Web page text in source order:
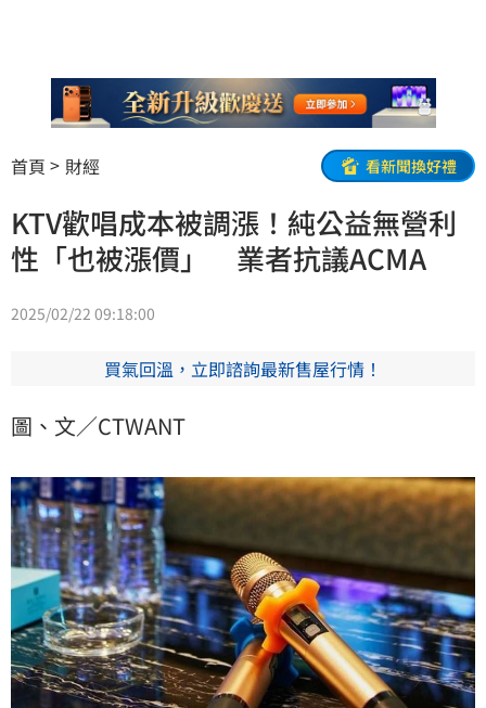
首頁 財經 看新聞換好禮
KTV歡唱成本被調漲！純公益無營利
性「也被漲價」 業者抗議ACMA
2025/02/22 09:18:00
買氣回溫，立即諮詢最新售屋行情！
圖、文／CTWANT